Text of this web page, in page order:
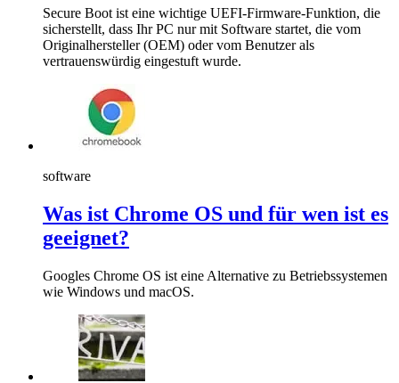
Secure Boot ist eine wichtige UEFI-Firmware-Funktion, die
sicherstellt, dass Ihr PC nur mit Software startet, die vom
Originalhersteller (OEM) oder vom Benutzer als
vertrauenswürdig eingestuft wurde.
software
Was ist Chrome OS und für wen ist es
geeignet?
Googles Chrome OS ist eine Alternative zu Betriebssystemen
wie Windows und macOS.